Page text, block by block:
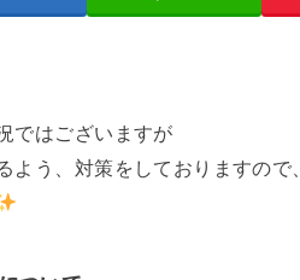
ではございますが
よう、対策をしておりますので